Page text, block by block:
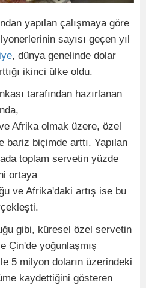
yapılan çalışmaya göre
sayısı geçen yıl
, dünya genelinde dolar
ikinci ülke oldu.
tarafından hazırlanan
Afrika olmak üzere, özel
bariz biçimde arttı. Yapılan
toplam servetin yüzde
ortaya
ve Afrika'daki artış ise bu
gibi, küresel özel servetin
Çin'de yoğunlaşmış
5 milyon doların üzerindeki
kaydettiğini gösteren